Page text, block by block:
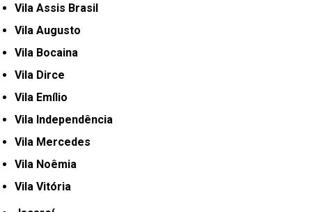
Vila Assis Brasil
Vila Augusto
Vila Bocaina
Vila Dirce
Vila Emílio
Vila Independência
Vila Mercedes
Vila Noêmia
Vila Vitória